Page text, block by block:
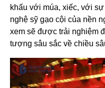
khấu với múa, xiếc, với
nghệ sỹ gạo cội của nền
xem sẽ được trải nghiệm
tượng sâu sắc về chiều